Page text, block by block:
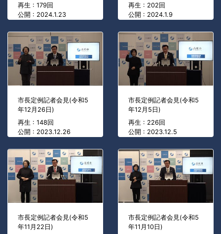
再生 : 179回
公開 : 2024.1.23
再生 : 202回
公開 : 2024.1.9
市長定例記者会見(令和5
年12月26日)
再生 : 148回
公開 : 2023.12.26
市長定例記者会見(令和5
年12月5日)
再生 : 226回
公開 : 2023.12.5
市長定例記者会見(令和5
年11月22日)
市長定例記者会見(令和5
年11月10日)